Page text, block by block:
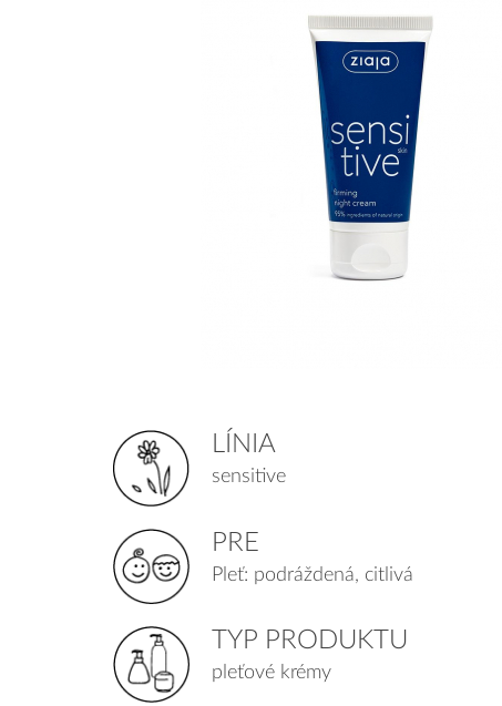
LÍNIA
sensitive
PRE
Pleť: podráždená, citlivá
TYP PRODUKTU
pleťové krémy